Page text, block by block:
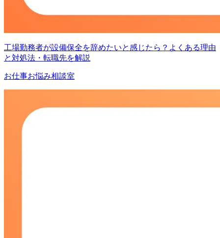
工場勤務者が設備保全を辞めたいと感じたら？よくある理由
と対処法・転職先を解説
お仕事お悩み相談室